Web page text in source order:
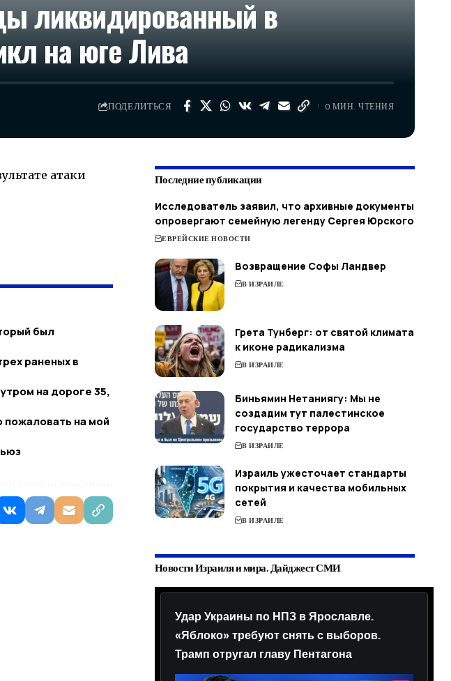
ликвидированный в
на юге Лива
ПОДЕЛИТЬСЯ 0 МИН. ЧТЕНИЯ
атаки
был
раненых в
на дороге 35,
на мой
Последние публикации
Исследователь заявил, что архивные документы
опровергают семейную легенду Сергея Юрского
ЕВРЕЙСКИЕ НОВОСТИ
Возвращение Софы Ландвер
В ИЗРАИЛЕ
Грета Тунберг: от святой климата
к иконе радикализма
В ИЗРАИЛЕ
Биньямин Нетаниягу: Мы не
создадим тут палестинское
государство террора
В ИЗРАИЛЕ
Израиль ужесточает стандарты
покрытия и качества мобильных
сетей
В ИЗРАИЛЕ
Новости Израиля и мира. Дайджест СМИ